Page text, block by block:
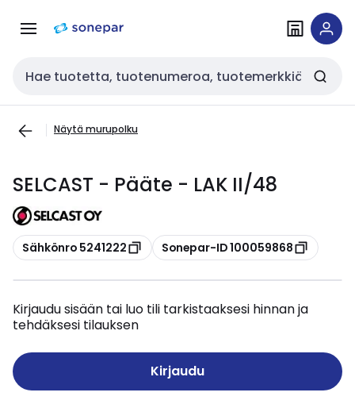
navigointiinsisältöön
Haku
Näytä murupolku
SELCAST - Pääte - LAK II/48
Kopioi
Sähkönro 5241222 Kopioi
Sonepar-ID 100059868
Kirjaudu sisään tai luo tili tarkistaaksesi hinnan ja
tehdäksesi tilauksen
Kirjaudu